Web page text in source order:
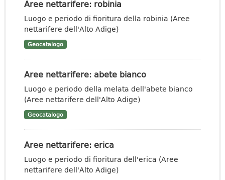
Aree nettarifere: robinia
Luogo e periodo di fioritura della robinia (Aree
nettarifere dell'Alto Adige)
Geocatalogo
Aree nettarifere: abete bianco
Luogo e periodo della melata dell'abete bianco
(Aree nettarifere dell'Alto Adige)
Geocatalogo
Aree nettarifere: erica
Luogo e periodo di fioritura dell'erica (Aree
nettarifere dell'Alto Adige)